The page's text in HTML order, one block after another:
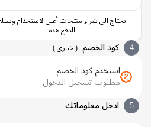
تحتاج الى شراء منتجات أعلى لاستخدام وسيله
كود الخصم (خياري )
استخدم كود الخصم
مطلوب تسجيل الدخول
ادخل معلوماتك